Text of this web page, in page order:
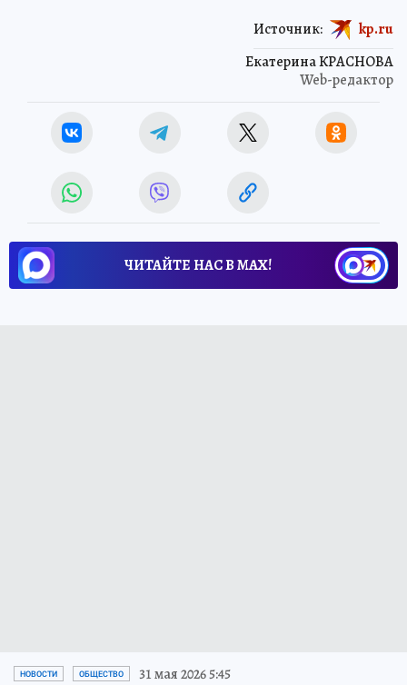
Екатерина КРАСНОВА
Web-редактор
Источник: kp.ru
ЧИТАЙТЕ НАС В МАХ!
НОВОСТИ ОБЩЕСТВО 31 мая 2026 5:45